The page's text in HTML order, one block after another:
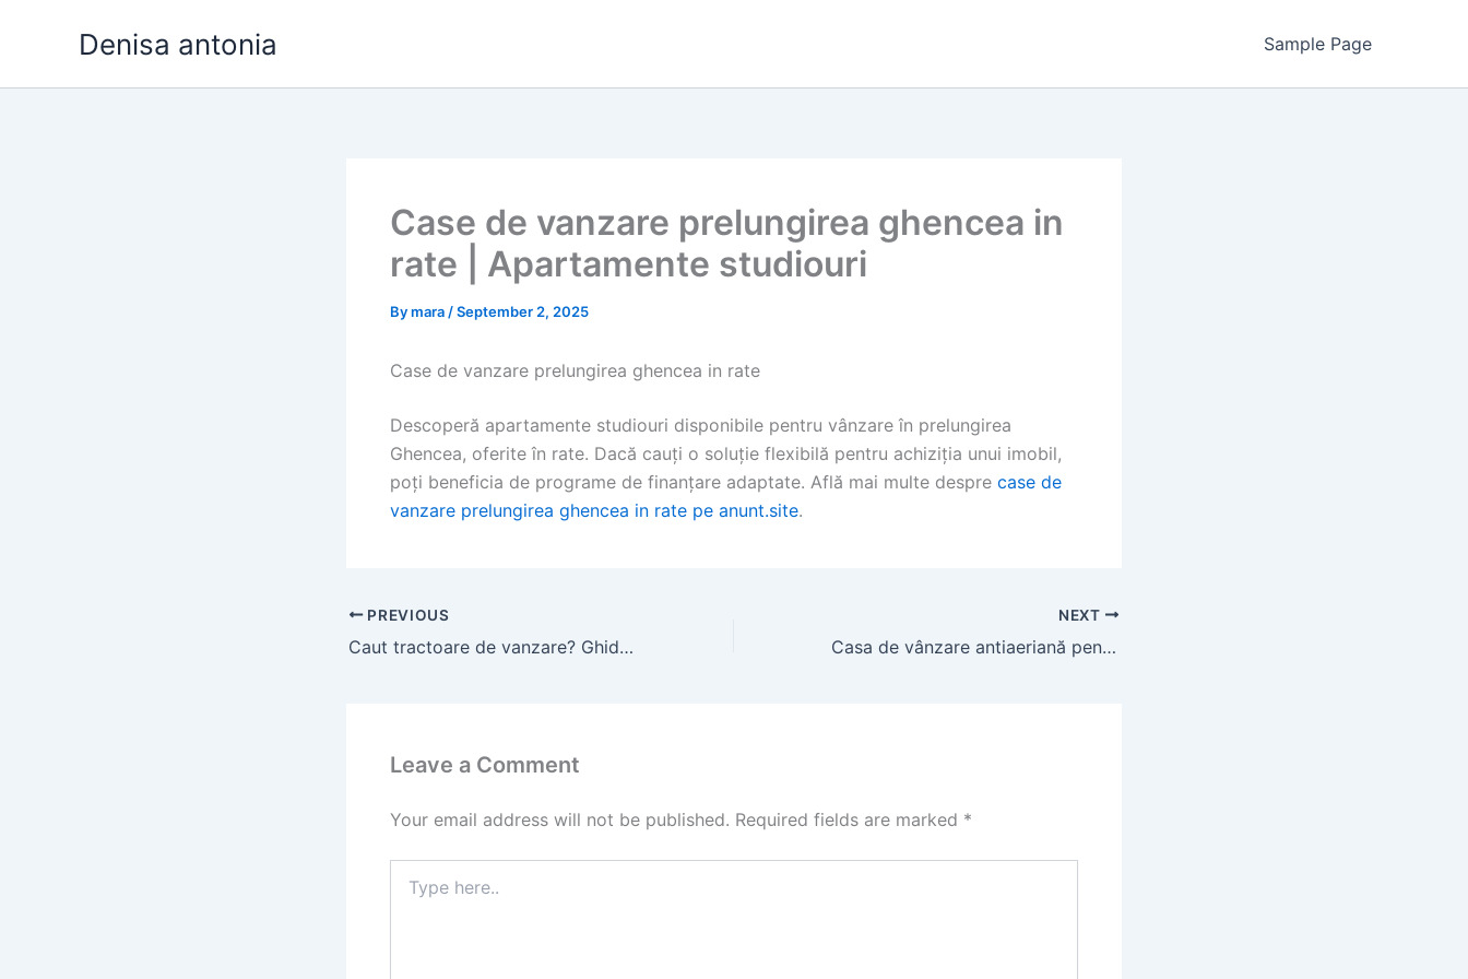
Denisa antonia Sample Page
Case de vanzare prelungirea ghencea in
rate | Apartamente studiouri
Bymara /September 2, 2025
Case de vanzare prelungirea ghencea in rate
Descoperă apartamente studiouri disponibile pentru vânzare în prelungirea
Ghencea, oferite în rate. Dacă cauți o soluție flexibilă pentru achiziția unui imobil,
poți beneficia de programe de finanțare adaptate. Află mai multe despre case de
vanzare prelungirea ghencea in rate pe anunt.site.
PREVIOUS
Caut tractoare de vanzare? Ghid pentru alegerea potrivita
NEXT
Casa de vânzare antiaeriană pentru apartamente studiouri
Leave a Comment
Your email address will not be published. Required fields are marked *
here..